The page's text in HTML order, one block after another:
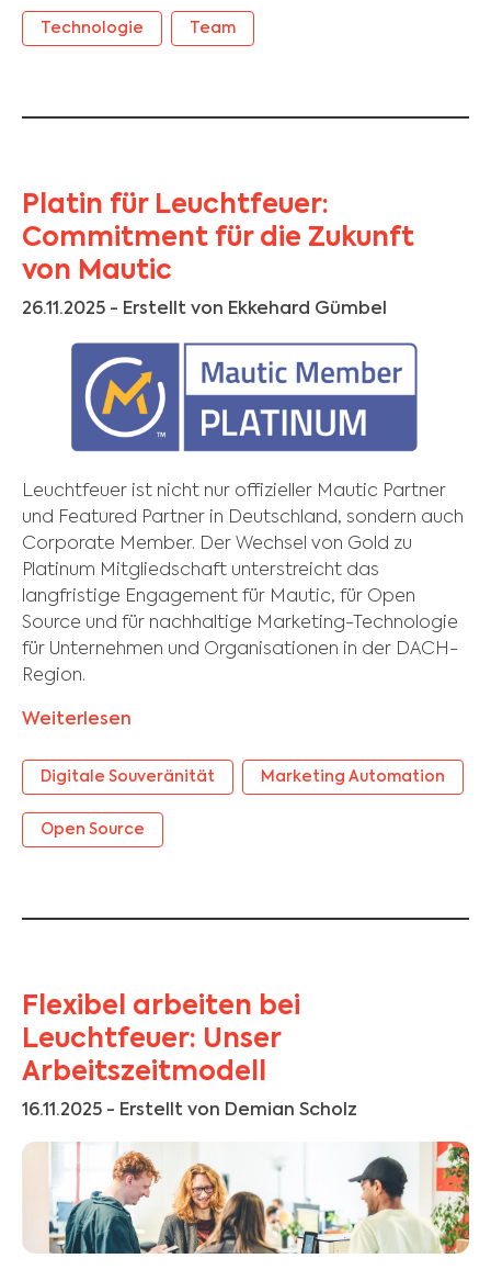
Technologie Team
Platin für Leuchtfeuer:
Commitment für die Zukunft
von Mautic
26.11.2025 - Erstellt von Ekkehard Gümbel
Leuchtfeuer ist nicht nur offizieller Mautic Partner
und Featured Partner in Deutschland, sondern auch
Corporate Member. Der Wechsel von Gold zu
Platinum Mitgliedschaft unterstreicht das
langfristige Engagement für Mautic, für Open
Source und für nachhaltige Marketing-Technologie
für Unternehmen und Organisationen in der DACH-
Region.
Weiterlesen
Digitale Souveränität Marketing Automation
Open Source
Flexibel arbeiten bei
Leuchtfeuer: Unser
Arbeitszeitmodell
16.11.2025 - Erstellt von Demian Scholz